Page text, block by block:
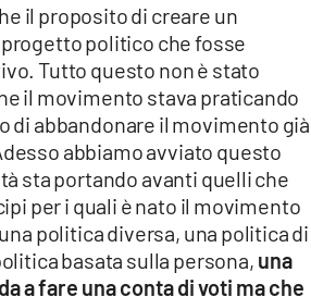
il proposito di creare un
politico che fosse
Tutto questo non è stato
il movimento stava praticando
di abbandonare il movimento già
abbiamo avviato questo
sta portando avanti quelli che
per i quali è nato il movimento
politica diversa, una politica di
basata sulla persona, una
a fare una conta di voti ma che